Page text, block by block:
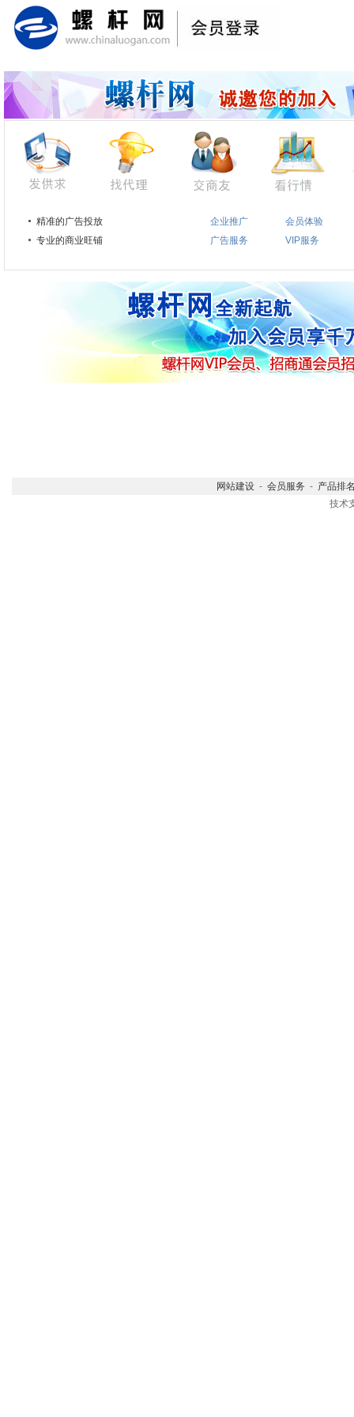
精准的广告投放
专业的商业旺铺
企业推广
会员体验
广告服务
VIP服务
网站建设 - 会员服务 - 产品排
技术